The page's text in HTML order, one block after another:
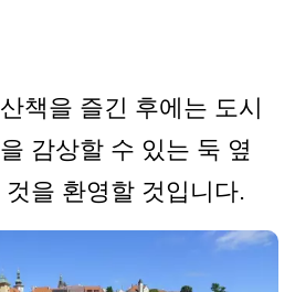
책을 즐긴 후에는 도시
감상할 수 있는 둑 옆
을 환영할 것입니다.